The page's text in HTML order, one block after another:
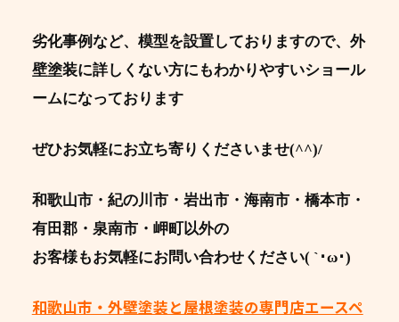
劣化事例など、模型を設置しておりますので、外
壁塗装に詳しくない方にもわかりやすいショール
ームになっております
ぜひお気軽にお立ち寄りくださいませ(^^)/
和歌山市・紀の川市・岩出市・海南市・橋本市・
有田郡・泉南市・岬町以外の
お客様もお気軽にお問い合わせください( `･ω･)
和歌山市・外壁塗装と屋根塗装の専門店エースペ